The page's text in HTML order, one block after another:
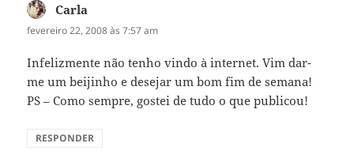
Carla
fevereiro 22, 2008 às 7:57 am
Infelizmente não tenho vindo à internet. Vim dar-
me um beijinho e desejar um bom fim de semana!
PS – Como sempre, gostei de tudo o que publicou!
RESPONDER